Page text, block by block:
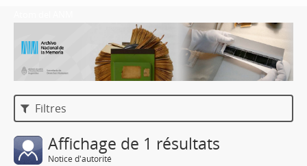
Filtres
Affichage de 1 résultats
Notice d'autorité